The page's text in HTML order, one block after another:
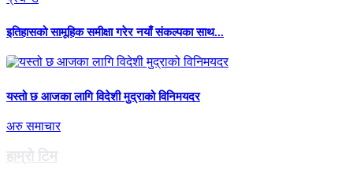
इतिहासको सामूहिक समीक्षा गरेर नयाँ संकल्पका साथ...
यस्तो छ आजका लागि विदेशी मुद्राको विनिमयदर
अरु समाचार
हाम्राे टिम